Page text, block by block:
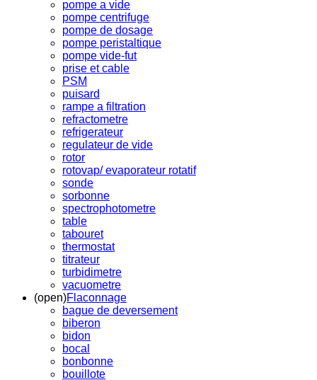
pompe a vide
pompe centrifuge
pompe de dosage
pompe peristaltique
pompe vide-fut
prise et cable
PSM
puisard
rampe a filtration
refractometre
refrigerateur
regulateur de vide
rotor
rotovap/ evaporateur rotatif
sonde
sorbonne
spectrophotometre
table
tabouret
thermostat
titrateur
turbidimetre
vacuometre
(open)Flaconnage
bague de deversement
biberon
bidon
bocal
bonbonne
bouillote